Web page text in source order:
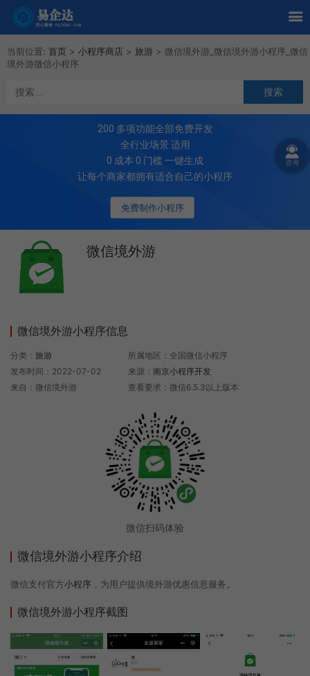
当前位置: 首页 > 小程序商店 > 旅游 > 微信境外游_微信境外游小程序_微信
境外游微信小程序
免费制作小程序
200 多项功能全部免费开发
全行业场景 适用
0 成本 0 门槛 一键生成
让每个商家都拥有适合自己的小程序
微信境外游
微信境外游小程序信息
分类： 旅游
发布时间：2022-07-02
来自：微信境外游
所属地区：全国微信小程序
来源： 南京小程序开发
查看要求：微信6.5.3以上版本
微信扫码体验
微信境外游小程序介绍
微信支付官方小程序 ，为用户提供境外游优惠信息服务。
微信境外游小程序截图